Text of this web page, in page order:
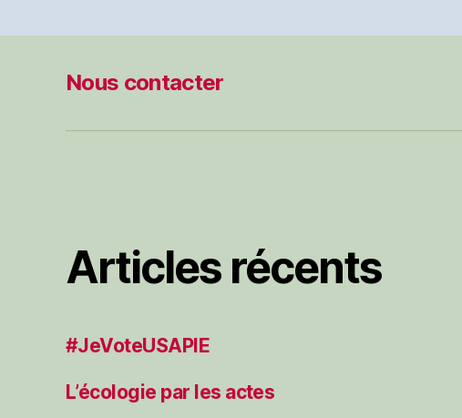
Nous contacter
Articles récents
#JeVoteUSAPIE
L’écologie par les actes